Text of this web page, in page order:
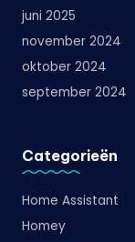
juni 2025
november 2024
oktober 2024
september 2024
Categorieën
Home Assistant
Homey